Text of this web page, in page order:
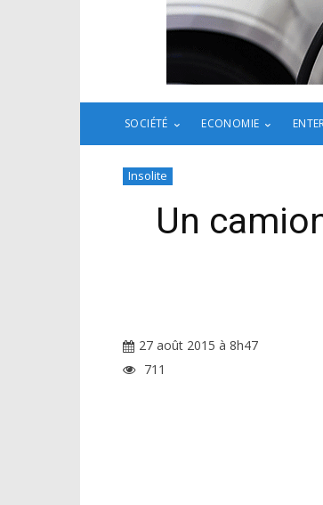
SOCIÉTÉ ECONOMIE
Insolite
Un
27 août 2015 à 8h47
711